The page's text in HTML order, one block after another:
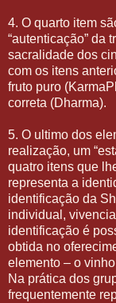
4. O quarto item
“autenticação” da
sacralidade dos
com os itens
fruto puro
correta (Dharma).
5. O ultimo dos
realização, um
quatro itens que
representa a
identificação da
individual,
identificação é
obtida no
elemento – o
Na prática dos
frequentemente